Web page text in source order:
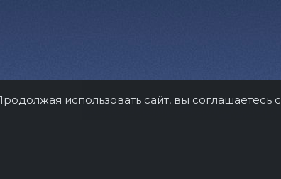
использовать сайт, вы соглашаетесь с